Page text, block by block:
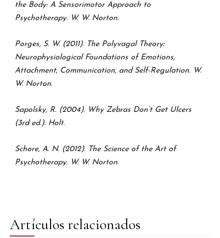
the Body: A Sensorimotor Approach to
Psychotherapy. W. W. Norton.
Porges, S. W. (2011). The Polyvagal Theory:
Neurophysiological Foundations of Emotions,
Attachment, Communication, and Self-Regulation. W.
W. Norton.
Sapolsky, R. (2004). Why Zebras Don’t Get Ulcers
(3rd ed.). Holt.
Schore, A. N. (2012). The Science of the Art of
Psychotherapy. W. W. Norton.
Artículos relacionados